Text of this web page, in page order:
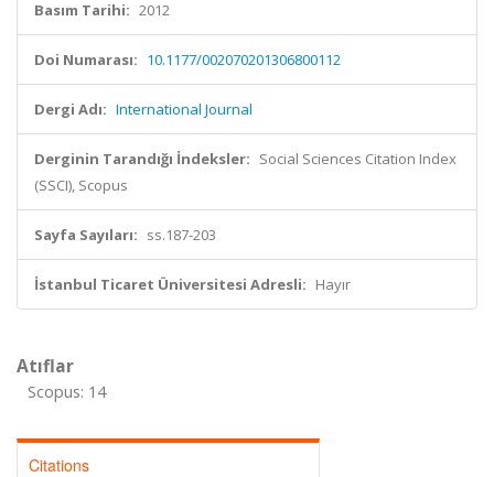
Basım Tarihi: 2012
Doi Numarası: 10.1177/002070201306800112
Dergi Adı: International Journal
Derginin Tarandığı İndeksler: Social Sciences Citation Index
(SSCI), Scopus
Sayfa Sayıları: ss.187-203
İstanbul Ticaret Üniversitesi Adresli: Hayır
Atıflar
Scopus: 14
Citations